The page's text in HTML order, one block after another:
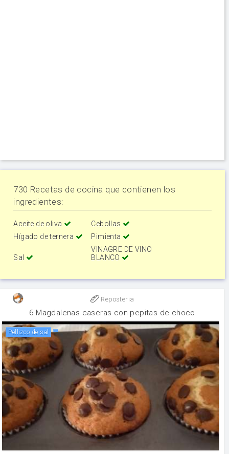
730 Recetas de cocina que contienen los
ingredientes:
Aceite de oliva
Cebollas
Hígado de ternera
Pimienta
Sal
VINAGRE DE VINO
BLANCO
Reposteria
6 Magdalenas caseras con pepitas de choco
Pellizco de sal